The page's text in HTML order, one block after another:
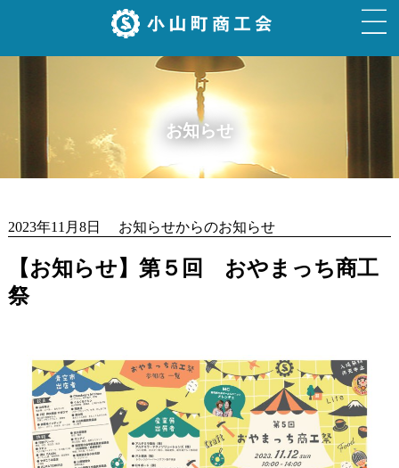
お知らせ
2023年11月8日 お知らせからのお知らせ
【お知らせ】第５回 おやまっち商工
祭